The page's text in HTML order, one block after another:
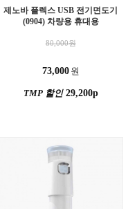
제노바 플렉스 USB 전기면도기
(0904) 차량용 휴대용
80,000원
73,000 원
TMP 할인29,200p